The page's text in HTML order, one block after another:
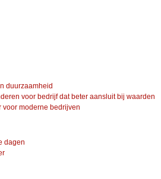
duurzaamheid
voor bedrijf dat beter aansluit bij waarden
voor moderne bedrijven
dagen